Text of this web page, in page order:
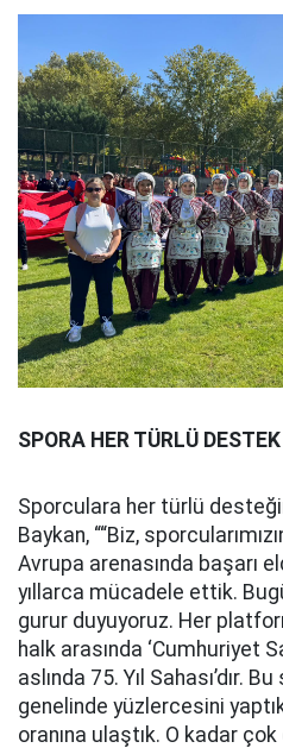
SPORA HER TÜRLÜ
Sporculara her türlü
Baykan, ““Biz,
Avrupa arenasında başarı
yıllarca mücadele ettik.
gurur duyuyoruz. Her
halk arasında ‘Cumhuriyet
aslında 75. Yıl Sahası’dır.
genelinde yüzlercesini
oranına ulaştık. O kadar